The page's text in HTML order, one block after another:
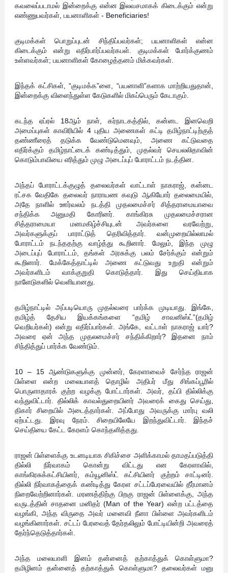
கவலைப்படாமல் இன்றைக்கு என்ன இலவசமாகக் கிடைக்கும் என்று
எண்ணுபவர்கள், பயனாளிகள் - Beneficiaries!
குடிமக்கள் பொறுப்புடன் சிந்திப்பவர்கள்; பயனாளிகள் என்ன
கிடைக்கும் என்று எதிர்பார்ப்பவர்கபள். குடிமக்கள் போர்க்குணம்
உள்ளவர்கள்; பயனாளிகள் கோழைத்தனம் மிக்கவர்கள்.
இந்தக் கட்சிகள், “குடிமக்க”ளை, “பயனாளி”களாக மாற்றியதுதான்,
இன்றைக்கு விளைந்துள்ள கேடுகளில் மிகப்பெரும் கேடாகும்.
கடந்த ஏப்ரல் 18ஆம் நாள், கர்நாடகத்தில், கன்னட இனவெறி
அமைப்புகள் காவிரியில் 4 புதிய அணைகள் கட்டி தமிழ்நாட்டிற்குத்
தண்ணீரைத் தடுக்க வேண்டுமெனவும், அணை கட்டுவதை
எதிர்க்கும் தமிழ்நாட்டைக் கண்டித்தும், முதல்வர் செயலலிதாவின்
கொடும்பாவியை எரித்தும் முழு அடைப்புப் போராட்டம் நடத்தின.
அந்தப் போராட்டக்குழுத் தலைவர்கள் வாட்டாள் நாகராஜ், கன்னட
ரட்சக வேதிகே தலைவர் நாராயண கவுடு ஆகியோர் தலைமையில்,
அதே நாளில் ஊர்வலம் நடத்தி முதலமைச்சர் சித்தராமையாவை
சந்திக்க அனுமதி கோரினர். காங்கிரசு முதலமைச்சரான
சித்தராமையா மனமகிழ்ச்சியுடன் அவர்களை வரவேற்று,
அவர்களுக்குப் பாராட்டுத் தெரிவித்தார். வன்முறையில்லாமல்
போராட்டம் நடந்ததற்கு வாழ்த்து கூறினார். மேலும், இந்த முழு
அடைப்புப் போராட்டம், தங்கள் அரசுக்கு பலம் சேர்க்கும் என்றும்
கூறினார். மேக்கேத்தாட்டில் அணை கட்டுவது உறுதி என்றும்
அவர்களிடம் வாக்குறுதி கொடுத்தார். இது செய்தியாக
நாளேடுகளில் வெளியானது.
தமிழ்நாட்டில் அப்படியொரு முதல்வரை பார்க்க முடியாது. இங்கே,
தமிழ்த் தேசிய இயக்கங்களை “தமிழ் சாவனிஸ்ட்”(தமிழ்
வெறியர்கள்) என்று எதிர்ப்பார்கள். அங்கே, வட்டாள் நாகராஜ் யார்?
அவரை ஏன் அந்த முதலமைச்சர் சந்திக்கிறார்? இதனை நாம்
சிந்தித்துப் பார்க்க வேண்டும்.
10 – 15 ஆண்டுகளுக்கு முன்னர், கேரளாவைச் சேர்ந்த ராஜன்
பிள்ளை என்ற மலையாளத் தொழில் அதிபர் மீது சிங்கப்பூரில்
பொருளாதாரக் குற்ற வழக்கு போட்டார்கள். அவர், தப்பி தில்லிக்கு
வந்துவிட்டார். தில்லிக் காவல்துறையினர் அவரைக் கைது செய்து,
திகார் சிறையில் அடைத்தார்கள். அப்போது அவருக்கு மார்பு வலி
ஏற்பட்டது. இரவு நேரம். சிறையிலேயே இறந்துவிட்டார். இந்தச்
செய்தியை கேட்ட கேரளம் கொந்தளித்தது.
ராஜன் பிள்ளைக்கு உடனடியாக சிகிச்சை அளிக்காமல் தாமதப்படுத்தி
தில்லி நிர்வாகம் கொன்று விட்டது என கேரளாவில்,
காங்கிரசுக்கட்சியினர், கம்யூனிஸ்ட் கட்சியினர் குற்றம் சாட்டினர்.
தில்லி நிர்வாகத்தைக் கண்டித்து கேரள சட்டப்பேரவையில் தீர்மானம்
நிறைவேற்றினார்கள். மரணத்திற்கு பிறகு ராஜன் பிள்ளைக்கு, அந்த
வருடத்தின் சாதனை மனிதர் (Man of the Year) என்ற பட்டத்தை
வழங்கி, அந்த விருதை அவர் மனைவி நீனா பிள்ளை அவர்களிடம்
வழங்கினார்கள். சட்டப் பேரவைத் தேர்தலிலும் போட்டியின்றி அவரைத்
தேர்ந்தெடுத்தார்கள்.
அந்த மலையாளி இனம் தன்னைத் தற்காத்துக் கொள்ளுமா?
தமிழினம் தன்னைத் தற்காத்துக் கொள்ளுமா? தலைவர்கள் மனு